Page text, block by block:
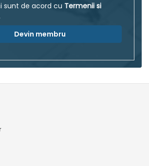
sunt de acord cu Termenii si
Devin membru